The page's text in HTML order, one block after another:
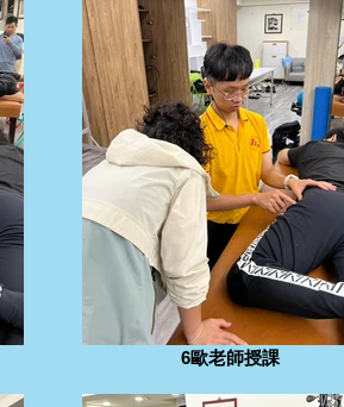
6歐老師授課